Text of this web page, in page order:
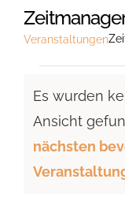
Veranstaltungen
Hinweis
Es wurden
Ansicht
nächsten